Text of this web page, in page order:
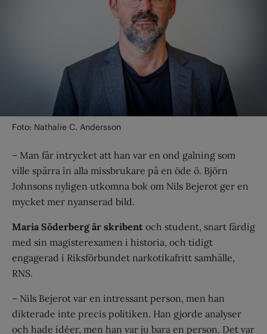
Foto: Nathalie C. Andersson
– Man får intrycket att han var en ond galning som
ville spärra in alla missbrukare på en öde ö. Björn
Johnsons nyligen utkomna bok om Nils Bejerot ger en
mycket mer nyanserad bild.
Maria Söderberg är skribent och student, snart färdig
med sin magisterexamen i historia, och tidigt
engagerad i Riksförbundet narkotikafritt samhälle,
RNS.
– Nils Bejerot var en intressant person, men han
dikterade inte precis politiken. Han gjorde analyser
och hade idéer, men han var ju bara en person. Det var